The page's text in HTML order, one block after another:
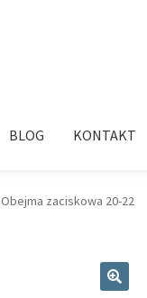
BLOG KONTAKT
Obejma zaciskowa 20-22